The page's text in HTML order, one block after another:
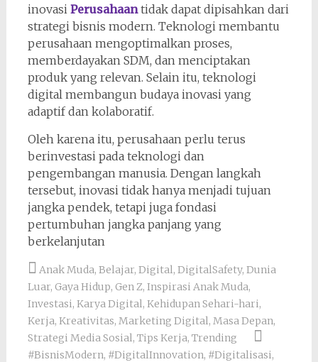
inovasi Perusahaantidak dapat dipisahkan dari
strategi bisnis modern. Teknologi membantu
perusahaan mengoptimalkan proses,
memberdayakan SDM, dan menciptakan
produk yang relevan. Selain itu, teknologi
digital membangun budaya inovasi yang
adaptif dan kolaboratif.
Oleh karena itu, perusahaan perlu terus
berinvestasi pada teknologi dan
pengembangan manusia. Dengan langkah
tersebut, inovasi tidak hanya menjadi tujuan
jangka pendek, tetapi juga fondasi
pertumbuhan jangka panjang yang
berkelanjutan
Anak Muda, Belajar, Digital, DigitalSafety, Dunia
Luar, Gaya Hidup, Gen Z, Inspirasi Anak Muda,
Investasi, Karya Digital, Kehidupan Sehari-hari,
Kerja, Kreativitas, Marketing Digital, Masa Depan,
Strategi Media Sosial, Tips Kerja, Trending
#BisnisModern, #DigitalInnovation, #Digitalisasi,